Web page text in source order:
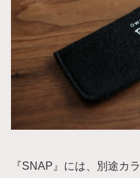
『SNAP』には、別途カ